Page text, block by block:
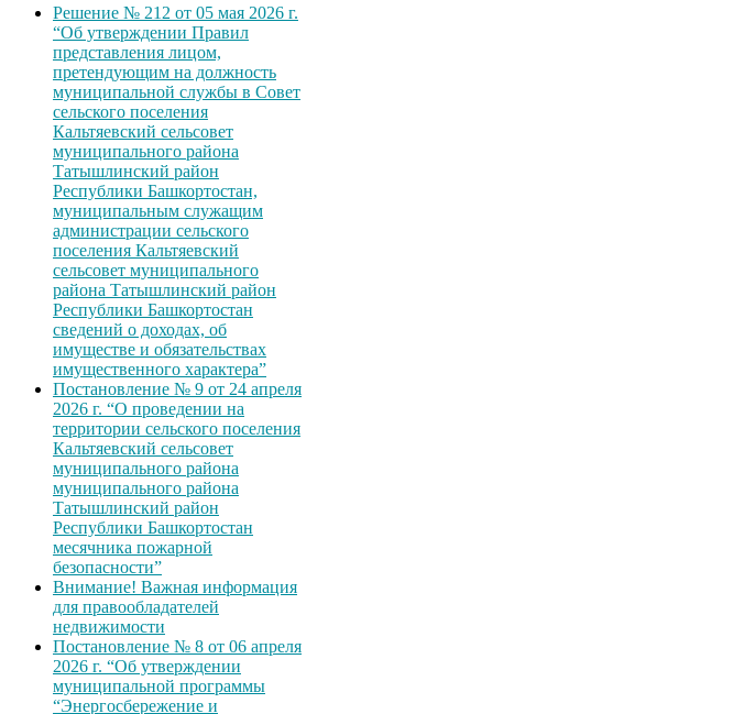
Решение № 212 от 05 мая 2026 г.
“Об утверждении Правил
представления лицом,
претендующим на должность
муниципальной службы в Совет
сельского поселения
Кальтяевский сельсовет
муниципального района
Татышлинский район
Республики Башкортостан,
муниципальным служащим
администрации сельского
поселения Кальтяевский
сельсовет муниципального
района Татышлинский район
Республики Башкортостан
сведений о доходах, об
имуществе и обязательствах
имущественного характера”
Постановление № 9 от 24 апреля
2026 г. “О проведении на
территории сельского поселения
Кальтяевский сельсовет
муниципального района
муниципального района
Татышлинский район
Республики Башкортостан
месячника пожарной
безопасности”
Внимание! Важная информация
для правообладателей
недвижимости
Постановление № 8 от 06 апреля
2026 г. “Об утверждении
муниципальной программы
“Энергосбережение и